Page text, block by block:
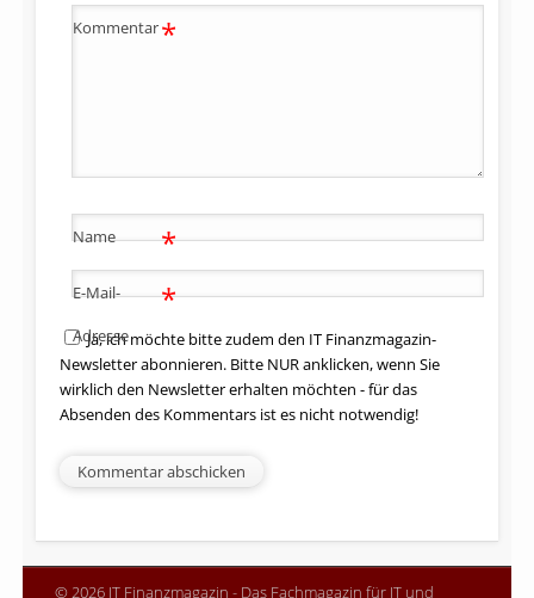
Kommentar*
Name *
E-Mail-
Adresse
*
Ja, ich möchte bitte zudem den IT Finanzmagazin-
Newsletter abonnieren. Bitte NUR anklicken, wenn Sie
wirklich den Newsletter erhalten möchten - für das
Absenden des Kommentars ist es nicht notwendig!
© 2026 IT Finanzmagazin - Das Fachmagazin für IT und